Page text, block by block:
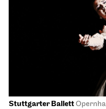
Stuttgarter Ballett